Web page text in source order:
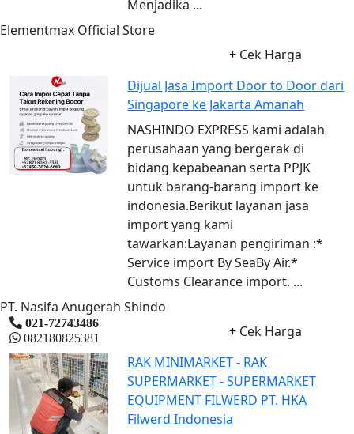
Menjadika ...
Elementmax Official Store
+ Cek Harga
Dijual Jasa Import Door to Door dari
Singapore ke Jakarta Amanah
NASHINDO EXPRESS kami adalah
perusahaan yang bergerak di
bidang kepabeanan serta PPJK
untuk barang-barang import ke
indonesia.Berikut layanan jasa
import yang kami
tawarkan:Layanan pengiriman :*
Service import By SeaBy Air.*
Customs Clearance import. ...
PT. Nasifa Anugerah Shindo
021-72743486
082180825381
+ Cek Harga
RAK MINIMARKET - RAK
SUPERMARKET - SUPERMARKET
EQUIPMENT FILWERD PT. HKA
Filwerd Indonesia